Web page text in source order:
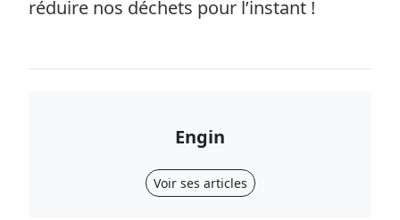
réduire nos déchets pour l’instant !
Engin
Voir ses articles